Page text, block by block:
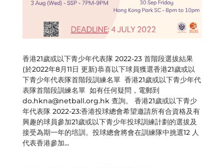
香港21歲或以下青少年代表隊 2022-23 首階段選拔結果
(於2022年8月11日 更新)恭喜以下球員獲選香港21歲或以
下青少年代表隊首階段訓練名單 香港21歲或以下青少年代
表隊首階段訓練名單 如有任何疑問，電郵到
do.hkna@netball.org.hk查詢。 香港21歲或以下青少
年代表隊 2022-23:香港投球總會希望邀請所有合資格及有
興趣的球員參加21歲或以下青少年投球訓練計劃的選拔及
接受為期一年的培訓。投球總會將會在訓練隊中挑選12 人
代表香港參加...